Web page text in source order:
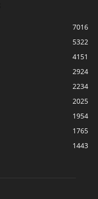
7016
5322
4151
2924
2234
2025
1954
1765
1443